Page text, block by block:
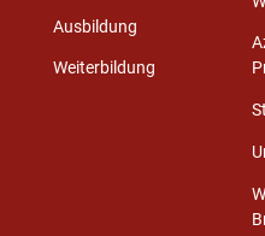
Ausbildung
Weiterbildung